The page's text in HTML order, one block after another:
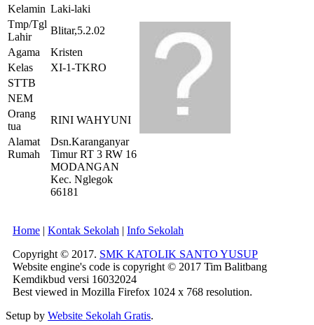
Kelamin Laki-laki
Tmp/Tgl
Lahir
Blitar,5.2.02
Agama
Kristen
Kelas
XI-1-TKRO
STTB
NEM
Orang
tua
RINI WAHYUNI
Alamat
Rumah
Dsn.Karanganyar
Timur RT 3 RW 16
MODANGAN
Kec. Nglegok
66181
Home | Kontak Sekolah | Info Sekolah
Copyright © 2017. SMK KATOLIK SANTO YUSUP
Website engine's code is copyright © 2017 Tim Balitbang
Kemdikbud versi 16032024
Best viewed in Mozilla Firefox 1024 x 768 resolution.
Setup by Website Sekolah Gratis.